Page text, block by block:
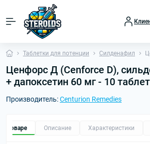
Таблетки для потенции Силденафил
Ценфорс Д (Cenforce D),
+ дапоксетин 60 мг - 10
Производитель:Centurion Remedies
о товаре Описание Характеристики